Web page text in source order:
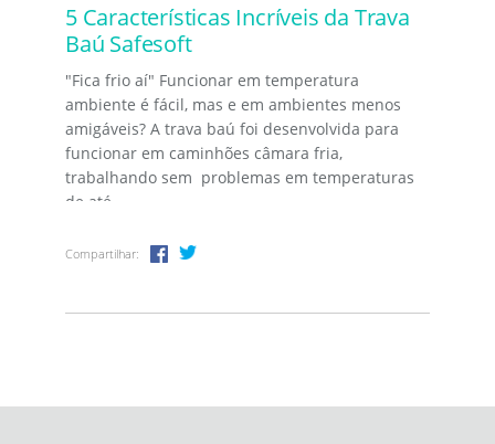
5 Características Incríveis da Trava
Baú Safesoft
"Fica frio aí" Funcionar em temperatura
ambiente é fácil, mas e em ambientes menos
amigáveis? A trava baú foi desenvolvida para
funcionar em caminhões câmara fria,
trabalhando sem problemas em temperaturas
de até...
Compartilhar: